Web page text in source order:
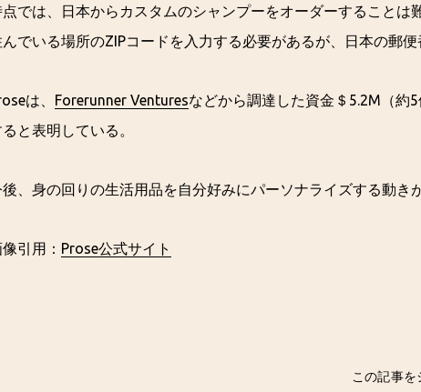
点では、日本からカスタムのシャンプーをオーダーすることは
でいる場所のZIPコードを入力する必要があるが、日本の郵便
は、 Forerunner Venturesなどから調達した資金＄5.2M（約
と表明している。
、身の回りの生活用品を自分好みにパーソナライズする動き
引用： Prose公式サイト
この記事を